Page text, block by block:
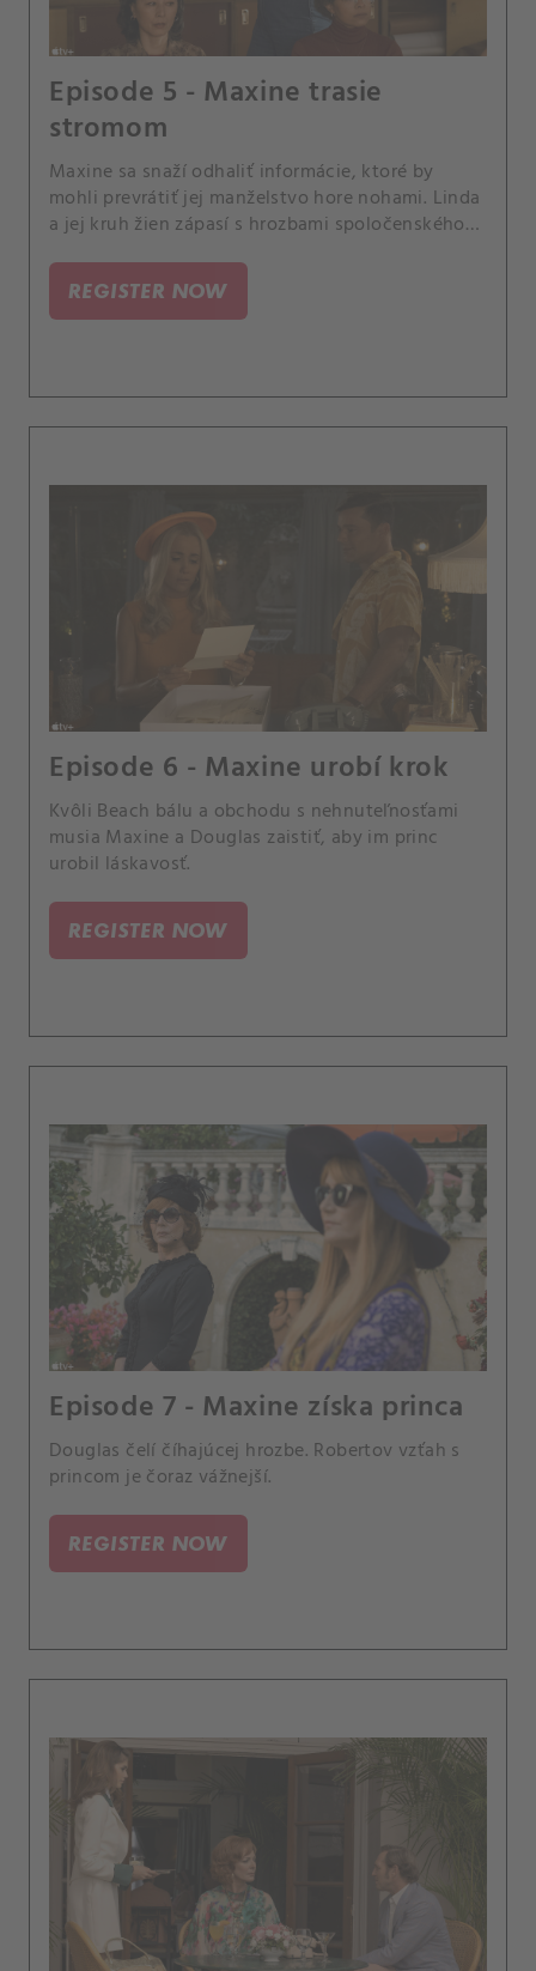
Episode 5 - Maxine trasie
stromom
Maxine sa snaží odhaliť informácie, ktoré by
mohli prevrátiť jej manželstvo hore nohami. Linda
a jej kruh žien zápasí s hrozbami spoločenského
REGISTER NOW
Episode 6 - Maxine urobí krok
Kvôli Beach bálu a obchodu s nehnuteľnosťami
musia Maxine a Douglas zaistiť, aby im princ
urobil láskavosť.
REGISTER NOW
Episode 7 - Maxine získa princa
Douglas čelí číhajúcej hrozbe. Robertov vzťah s
princom je čoraz vážnejší.
REGISTER NOW